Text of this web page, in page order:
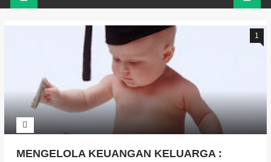
1
MENGELOLA KEUANGAN KELUARGA :